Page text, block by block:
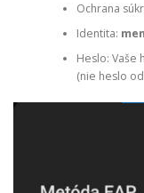
Ochrana
Identita:
Heslo: Vaše
(nie heslo